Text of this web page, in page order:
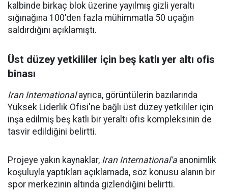
kalbinde birkaç blok üzerine yayılmış gizli yeraltı
sığınağına 100'den fazla mühimmatla 50 uçağın
saldırdığını açıklamıştı.
Üst düzey yetkililer için beş katlı yer altı ofis
binası
Iran Internationalayrıca, görüntülerin bazılarında
Yüksek Liderlik Ofisi'ne bağlı üst düzey yetkililer için
inşa edilmiş beş katlı bir yeraltı ofis kompleksinin de
tasvir edildiğini belirtti.
Projeye yakın kaynaklar, Iran International'a anonimlik
koşuluyla yaptıkları açıklamada, söz konusu alanın bir
spor merkezinin altında gizlendiğini belirtti.